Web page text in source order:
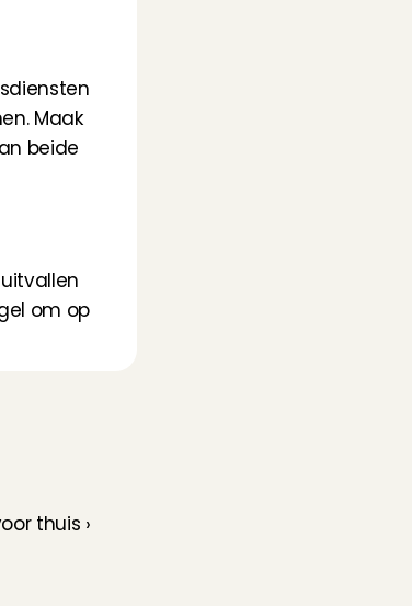
Maak
beide
om op
thuis ›